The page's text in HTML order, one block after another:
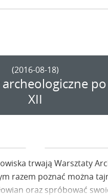
to niepowtarzalna okazja
(2016-08-18)
XII
trwają Warsztaty
razem poznać można
oraz spróbować